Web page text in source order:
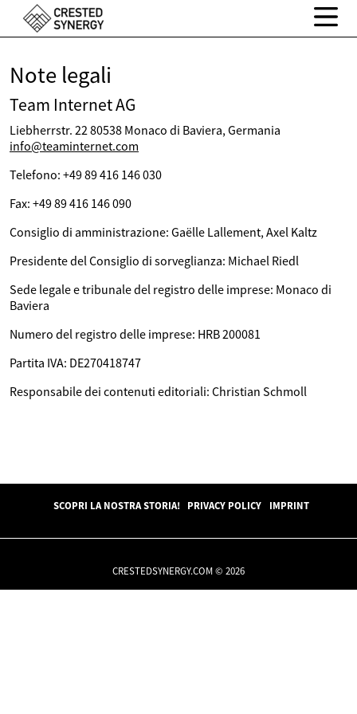
Note legali
Team Internet AG
Liebherrstr. 22 80538 Monaco di Baviera, Germania
info@teaminternet.com
Telefono: +49 89 416 146 030
Fax: +49 89 416 146 090
Consiglio di amministrazione: Gaëlle Lallement, Axel Kaltz
Presidente del Consiglio di sorveglianza: Michael Riedl
Sede legale e tribunale del registro delle imprese: Monaco di
Baviera
Numero del registro delle imprese: HRB 200081
Partita IVA: DE270418747
Responsabile dei contenuti editoriali: Christian Schmoll
SCOPRI LA NOSTRA STORIA! PRIVACY POLICY IMPRINT
CRESTEDSYNERGY.COM © 2026